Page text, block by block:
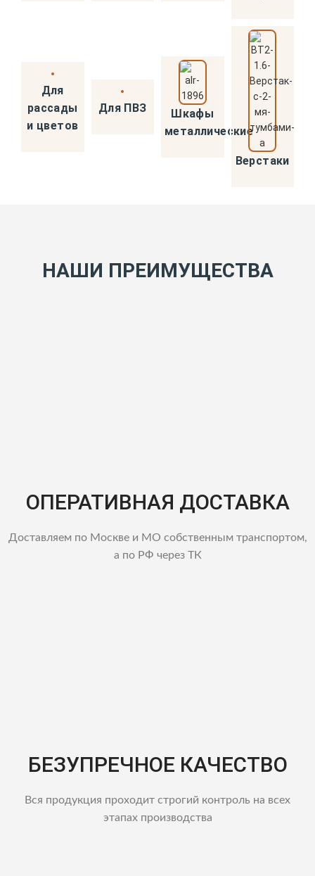
Для
рассады
и цветов
Для ПВЗ
Шкафы
металлические
Верстаки
НАШИ ПРЕИМУЩЕСТВА
ОПЕРАТИВНАЯ ДОСТАВКА
Доставляем по Москве и МО собственным транспортом,
а по РФ через ТК
БЕЗУПРЕЧНОЕ КАЧЕСТВО
Вся продукция проходит строгий контроль на всех
этапах производства